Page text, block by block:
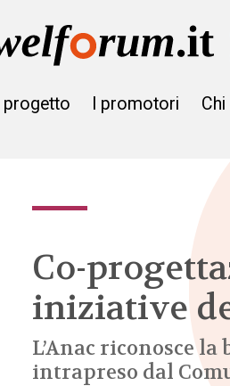
Il progetto I promotori
Co-
iniziative
L’Anac riconosce
intrapreso dal